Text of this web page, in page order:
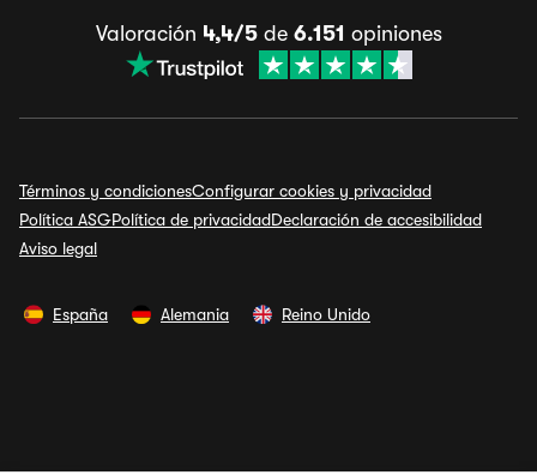
Valoración 4,4/5de 6.151 opiniones
Términos y condicionesConfigurar cookies y privacidad
Política ASGPolítica de privacidadDeclaración de accesibilidad
Aviso legal
España Alemania Reino Unido